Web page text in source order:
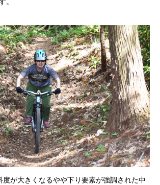
度が大きくなるやや下り要素が強調された中